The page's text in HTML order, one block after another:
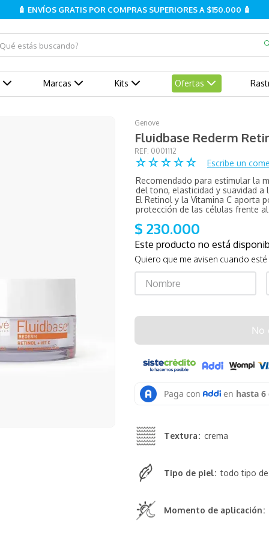
🧴 ENVÍOS GRATIS POR COMPRAS SUPERIORES A $150.000 🧴
estás buscando?
Marcas Kits Ofertas
Genove
Fluidbase Rederm
: 0001112
☆☆☆☆☆
Escribe un
Recomendado para estimular la
del tono, elasticidad y suavidad a
El Retinol y la Vitamina C aporta
protección de las células frente
$ 230.000
Este producto no está
Quiero que me avisen cuando
No
Tipo de piel todo tipo
Textura crema
Momento de aplicación